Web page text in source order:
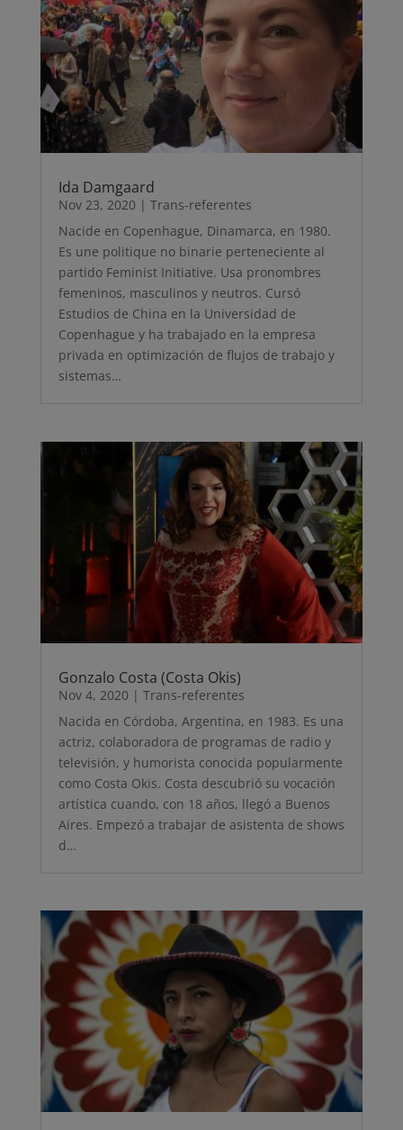
Ida Damgaard
Nov 23, 2020 | Trans-referentes
Nacide en Copenhague, Dinamarca, en 1980.
Es une politique no binarie perteneciente al
partido Feminist Initiative. Usa pronombres
femeninos, masculinos y neutros. Cursó
Estudios de China en la Universidad de
Copenhague y ha trabajado en la empresa
privada en optimización de flujos de trabajo y
sistemas…
Gonzalo Costa (Costa Okis)
Nov 4, 2020 | Trans-referentes
Nacida en Córdoba, Argentina, en 1983. Es una
actriz, colaboradora de programas de radio y
televisión, y humorista conocida popularmente
como Costa Okis. Costa descubrió su vocación
artística cuando, con 18 años, llegó a Buenos
Aires. Empezó a trabajar de asistenta de shows
d…